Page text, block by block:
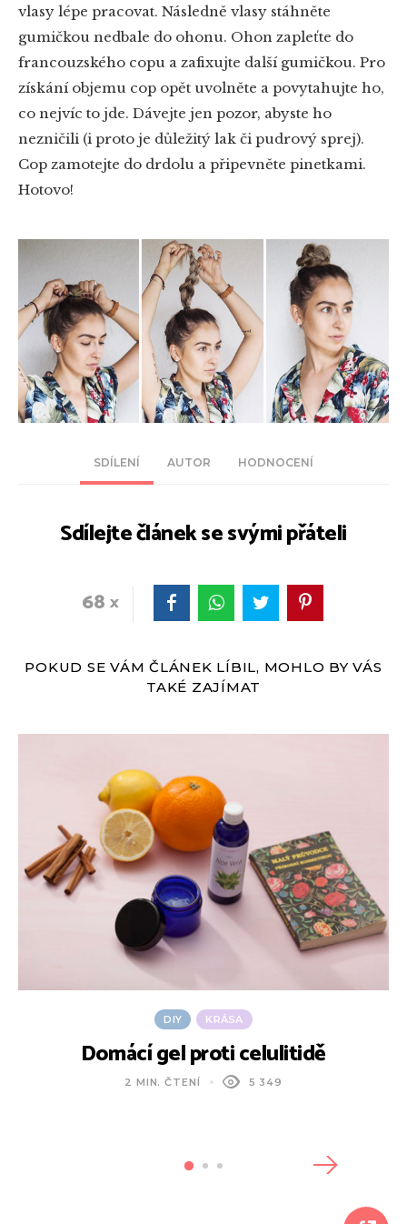
SDÍLENÍ AUTOR HODNOCENÍ
Sdílejte článek se svými přáteli
68
vlasy lépe pracovat. Následně vlasy stáhněte
gumičkou nedbale do ohonu. Ohon zapleťte do
francouzského copu a zafixujte další gumičkou. Pro
získání objemu cop opět uvolněte a povytahujte ho,
co nejvíc to jde. Dávejte jen pozor, abyste ho
nezničili (i proto je důležitý lak či pudrový sprej).
Cop zamotejte do drdolu a připevněte pinetkami.
Hotovo!
POKUD SE VÁM ČLÁNEK LÍBIL, MOHLO BY VÁS
TAKÉ ZAJÍMAT
DIY KRÁSA
Domácí gel proti celulitidě
2 MIN. ČTENÍ 5 349